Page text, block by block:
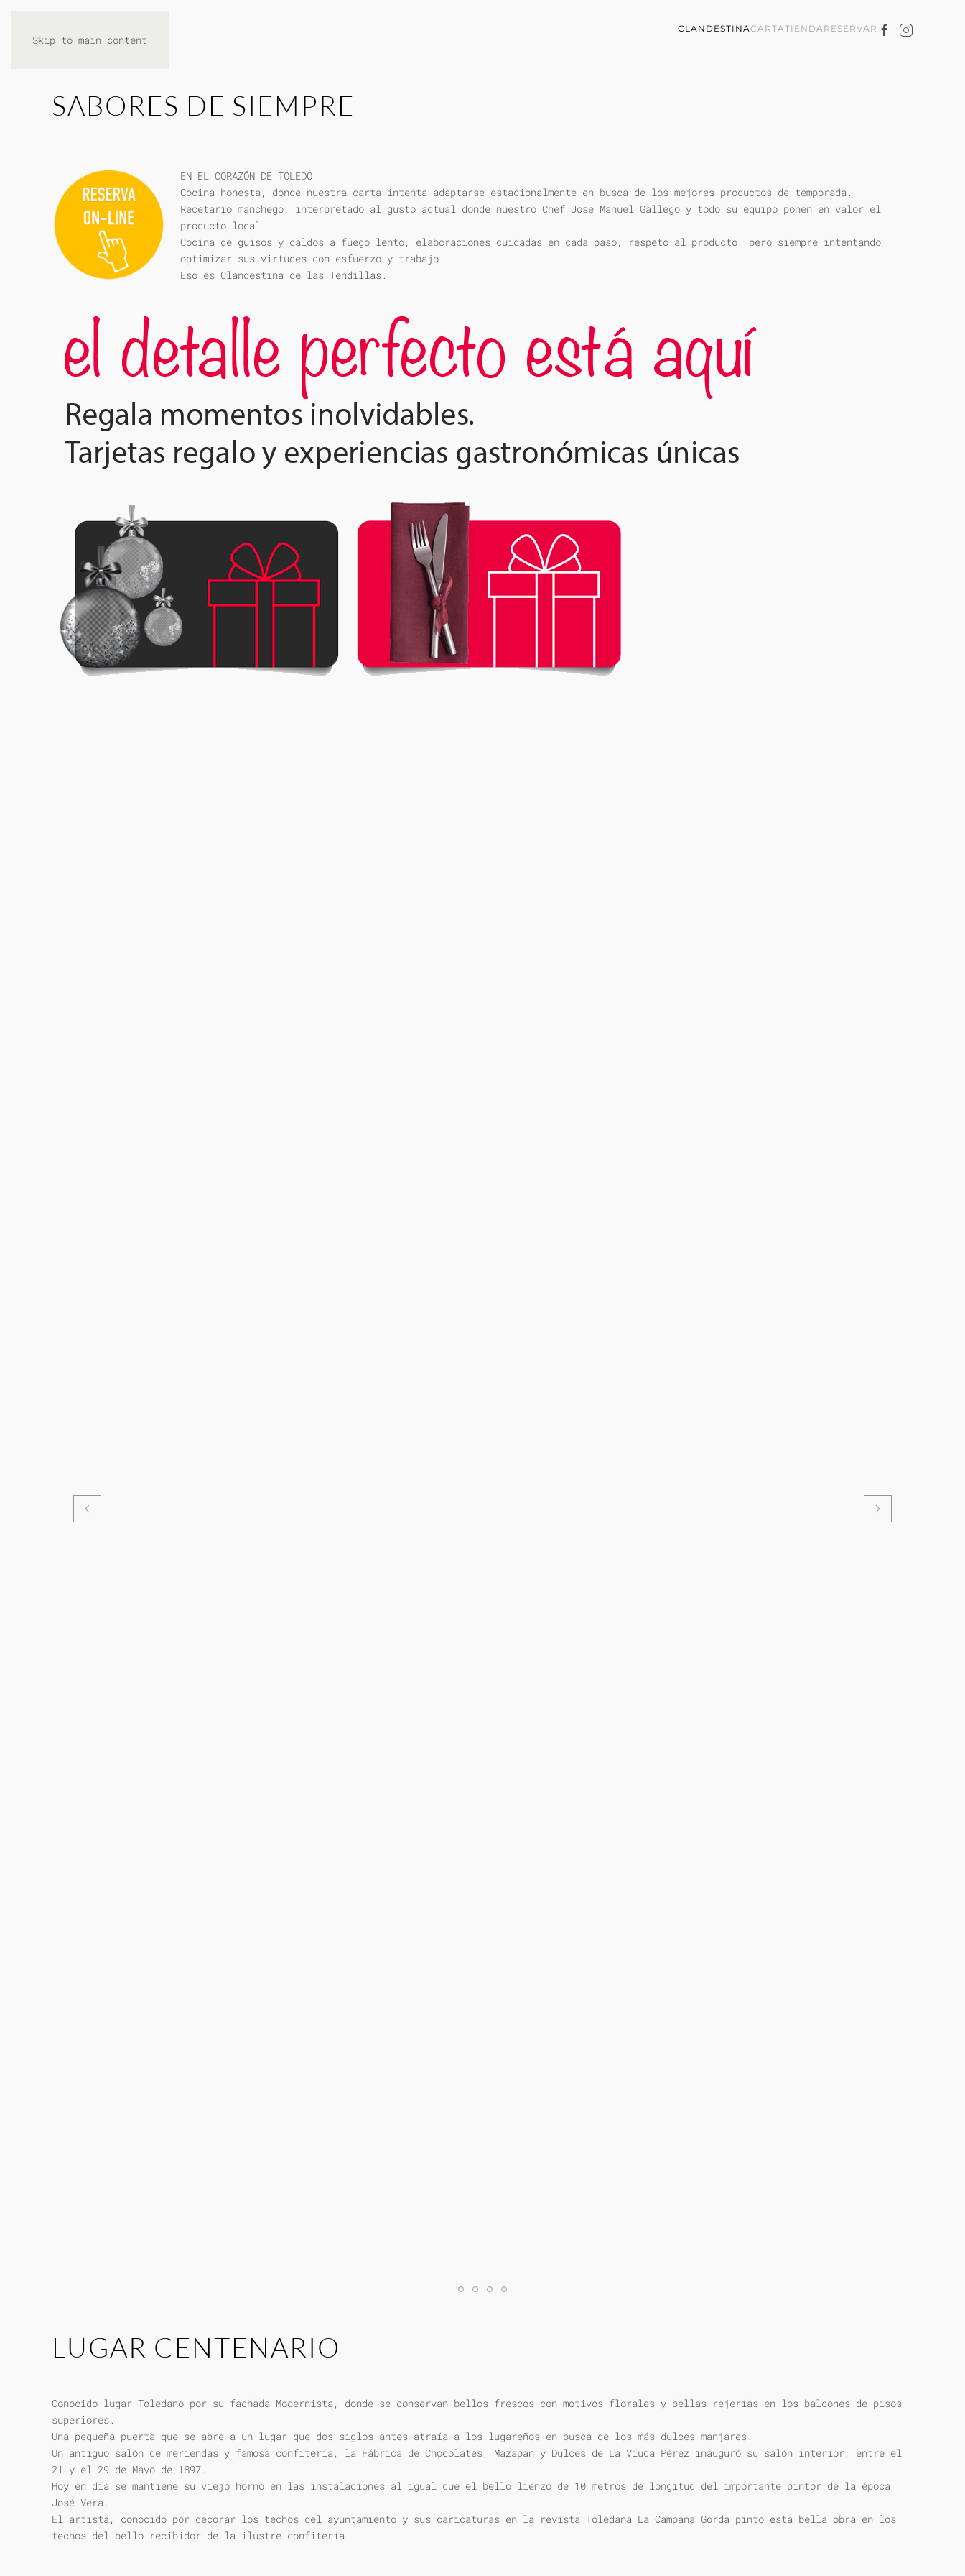
Skip to main content
CLANDESTINACARTATIENDARESERVAR
SABORES DE SIEMPRE
EN EL CORAZÓN DE TOLEDO
Cocina honesta, donde nuestra carta intenta adaptarse estacionalmente en busca de los mejores productos de temporada.
Recetario manchego, interpretado al gusto actual donde nuestro Chef Jose Manuel Gallego y todo su equipo ponen en valor el
producto local.
Cocina de guisos y caldos a fuego lento, elaboraciones cuidadas en cada paso, respeto al producto, pero siempre intentando
optimizar sus virtudes con esfuerzo y trabajo.
Eso es Clandestina de las Tendillas.
LUGAR CENTENARIO
Conocido lugar Toledano por su fachada Modernista, donde se conservan bellos frescos con motivos florales y bellas rejerías en los balcones de pisos
superiores.
Una pequeña puerta que se abre a un lugar que dos siglos antes atraía a los lugareños en busca de los más dulces manjares.
Un antiguo salón de meriendas y famosa confitería, la Fábrica de Chocolates, Mazapán y Dulces de La Viuda Pérez inauguró su salón interior, entre el
21 y el 29 de Mayo de 1897.
Hoy en día se mantiene su viejo horno en las instalaciones al igual que el bello lienzo de 10 metros de longitud del importante pintor de la época
José Vera.
El artista, conocido por decorar los techos del ayuntamiento y sus caricaturas en la revista Toledana La Campana Gorda pinto esta bella obra en los
techos del bello recibidor de la ilustre confitería.